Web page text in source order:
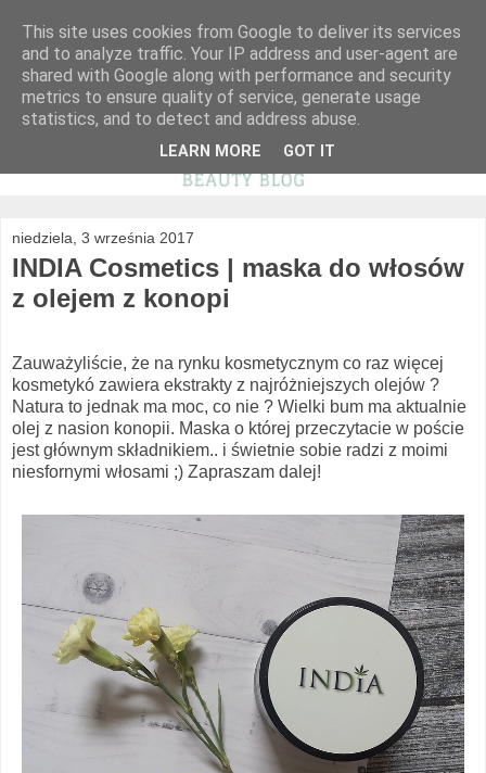
niedziela, 3 września 2017
INDIA Cosmetics | maska do włosów
z olejem z konopi
Zauważyliście, że na rynku kosmetycznym co raz więcej
kosmetykó zawiera ekstrakty z najróżniejszych olejów ?
Natura to jednak ma moc, co nie ? Wielki bum ma aktualnie
olej z nasion konopii. Maska o której przeczytacie w poście
jest głównym składnikiem.. i świetnie sobie radzi z moimi
niesfornymi włosami ;) Zapraszam dalej!
This site uses cookies from Google to deliver its services
and to analyze traffic. Your IP address and user-agent are
shared with Google along with performance and security
metrics to ensure quality of service, generate usage
statistics, and to detect and address abuse.
LEARN MORE GOT IT